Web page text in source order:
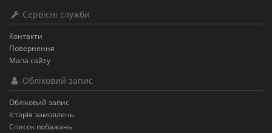
Сервісні служби
Контакти
Повернення
Мапа сайту
Обліковий запис
Обліковий запис
Історія замовлень
Список побажань